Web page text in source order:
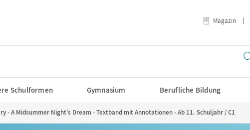
Magazin
Schulformen Gymnasium Berufliche Bildung
- A Midsummer Night’s Dream - Textband mit Annotationen - Ab 11. Schuljahr / C1